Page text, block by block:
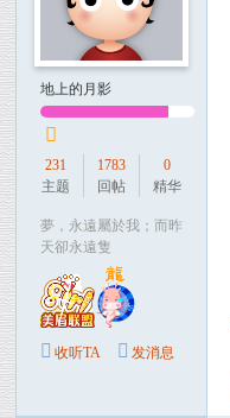
地上的月影
231
主题
1783
回帖
0
精华
夢，永遠屬於我；而昨
天卻永遠隻
收听TA 发消息